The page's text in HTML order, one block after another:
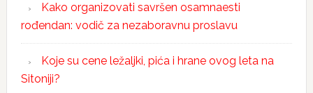
Kako organizovati savršen osamnaesti
rođendan: vodič za nezaboravnu proslavu
Koje su cene ležaljki, pića i hrane ovog leta na
Sitoniji?